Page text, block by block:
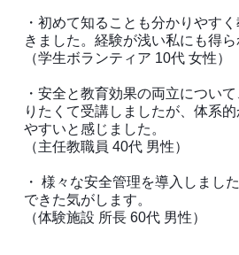
・初めて知ることも分かりやす
きました。経験が浅い私にも得
（学生ボランティア 10代 女性）
・安全と教育効果の両立につい
りたくて受講しましたが、体系
やすいと感じました。
（主任教職員 40代 男性）
・ 様々な安全管理を導入しまし
できた気がします。
（体験施設 所長 60代 男性）